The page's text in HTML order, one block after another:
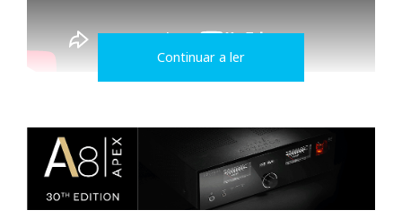
Facebook pelo Pedro Henriques, temos publicado no
Hificlube.net um outro olhar, e também outro ponto de
vista 'auditivo', se é que nos podemos referir assim aos
vídeos com som direto captado pela câmara.
Continuar a ler